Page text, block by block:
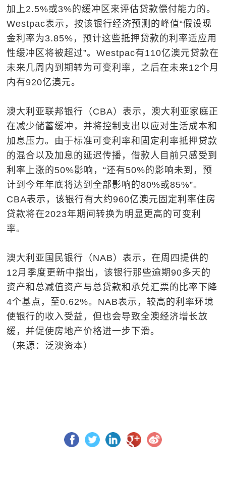
加上2.5%或3%的缓冲区来评估贷款偿付能力的。
Westpac表示，按该银行经济预测的峰值“假设现
金利率为3.85%，预计这些抵押贷款的利率适应用
性缓冲区将被超过”。Westpac有110亿澳元贷款在
未来几周内到期转为可变利率，之后在未来12个月
内有920亿澳元。
澳大利亚联邦银行（CBA）表示，澳大利亚家庭正
在减少储蓄缓冲，并将控制支出以应对生活成本和
加息压力。由于标准可变利率和固定利率抵押贷款
的混合以及加息的延迟传播，借款人目前只感受到
利率上涨的50%影响，“还有50%的影响未到，预
计到今年年底将达到全部影响的80%或85%”。
CBA表示，该银行有大约960亿澳元固定利率住房
贷款将在2023年期间转换为明显更高的可变利
率。
澳大利亚国民银行（NAB）表示，在周四提供的
12月季度更新中指出，该银行那些逾期90多天的
资产和总减值资产与总贷款和承兑汇票的比率下降
4个基点，至0.62%。NAB表示，较高的利率环境
使银行的收入受益，但也会导致全澳经济增长放
缓，并促使房地产价格进一步下滑。
（来源：泛澳资本）